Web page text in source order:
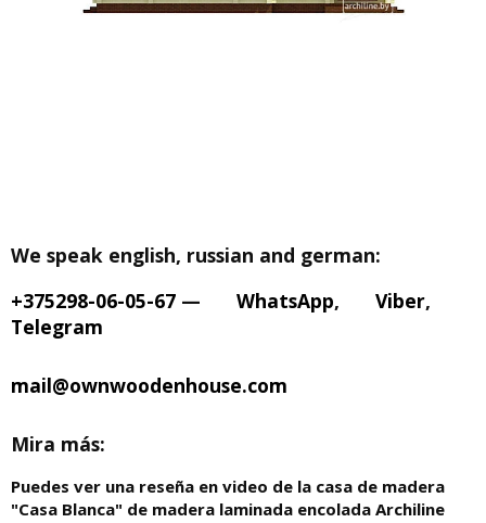
We speak english, russian and german:
+375298-06-05-67 — WhatsApp, Viber,
Telegram
mail@ownwoodenhouse.com
Mira más:
Puedes ver una reseña en video de la casa de madera
"Casa Blanca" de madera laminada encolada Archiline